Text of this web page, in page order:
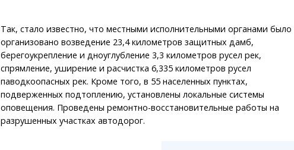
Так, стало известно, что местными исполнительными органами было
организовано возведение 23,4 километров защитных дамб,
берегоукрепление и дноуглубление 3,3 километров русел рек,
спрямление, уширение и расчистка 6,335 километров русел
паводкоопасных рек. Кроме того, в 55 населенных пунктах,
подверженных подтоплению, установлены локальные системы
оповещения. Проведены ремонтно-восстановительные работы на
разрушенных участках автодорог.